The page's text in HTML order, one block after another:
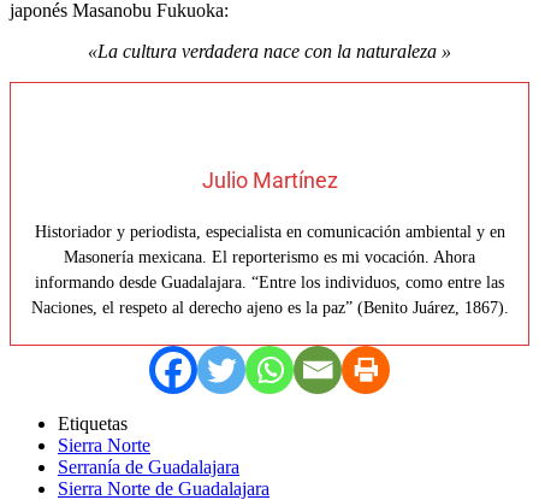
japonés Masanobu Fukuoka:
«La cultura verdadera nace con la naturaleza »
Julio Martínez
Historiador y periodista, especialista en comunicación ambiental y en
Masonería mexicana. El reporterismo es mi vocación. Ahora
informando desde Guadalajara. “Entre los individuos, como entre las
Naciones, el respeto al derecho ajeno es la paz” (Benito Juárez, 1867).
Etiquetas
Sierra Norte
Serranía de Guadalajara
Sierra Norte de Guadalajara